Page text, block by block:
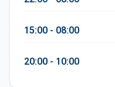
08:00 - 15:00
10:00 - 20:00